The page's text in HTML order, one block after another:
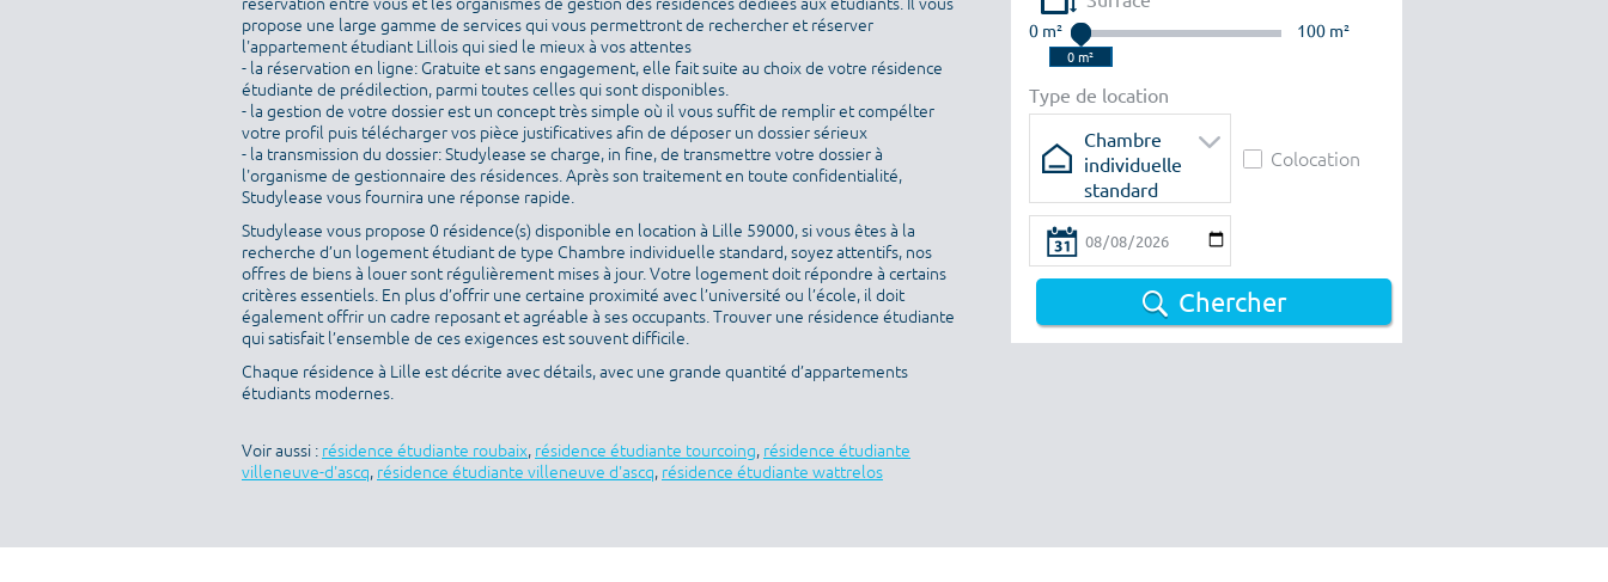
0 m² 100 m²
Type de location
Chambre
individuelle
standard
Colocation
Chercher
réservation entre vous et les organismes de gestion des résidences dédiées aux étudiants. Il vous
propose une large gamme de services qui vous permettront de rechercher et réserver
l'appartement étudiant Lillois qui sied le mieux à vos attentes
- la réservation en ligne: Gratuite et sans engagement, elle fait suite au choix de votre résidence
étudiante de prédilection, parmi toutes celles qui sont disponibles.
- la gestion de votre dossier est un concept très simple où il vous suffit de remplir et compélter
votre profil puis télécharger vos pièce justificatives afin de déposer un dossier sérieux
- la transmission du dossier: Studylease se charge, in fine, de transmettre votre dossier à
l'organisme de gestionnaire des résidences. Après son traitement en toute confidentialité,
Studylease vous fournira une réponse rapide.
Studylease vous propose 0 résidence(s) disponible en location à Lille 59000, si vous êtes à la
recherche d’un logement étudiant de type Chambre individuelle standard, soyez attentifs, nos
offres de biens à louer sont régulièrement mises à jour. Votre logement doit répondre à certains
critères essentiels. En plus d’offrir une certaine proximité avec l’université ou l’école, il doit
également offrir un cadre reposant et agréable à ses occupants. Trouver une résidence étudiante
qui satisfait l’ensemble de ces exigences est souvent difficile.
Chaque résidence à Lille est décrite avec détails, avec une grande quantité d’appartements
étudiants modernes.
Voir aussi : résidence étudiante roubaix, résidence étudiante tourcoing, résidence étudiante
villeneuve-d'ascq, résidence étudiante villeneuve d'ascq, résidence étudiante wattrelos